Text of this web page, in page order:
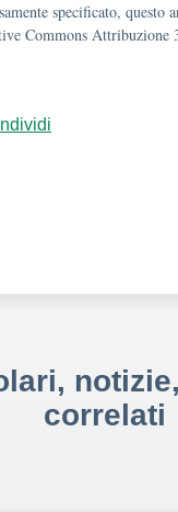
specificato, questo
Commons Attribuzione
correlati